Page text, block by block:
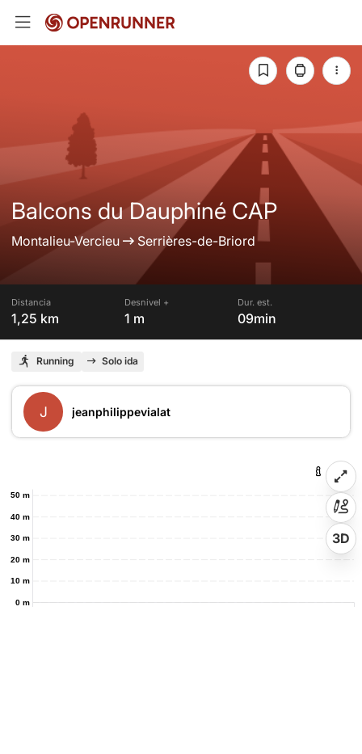
Balcons du Dauphiné CAP
Montalieu-Vercieu Serrières-de-Briord
Distancia
1,25 km
Desnivel +
1 m
Dur. est.
09min
Running Solo ida
J jeanphilippevialat
0 m
10 m
20 m
30 m
40 m
50 m
3D